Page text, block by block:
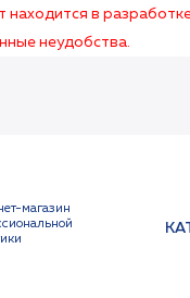
находится в
неудобства.
магазин